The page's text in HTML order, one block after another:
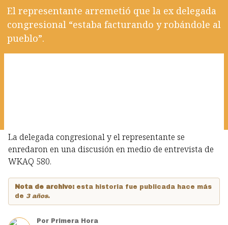
El representante arremetió que la ex delegada
congresional “estaba facturando y robándole al
pueblo”.
La delegada congresional y el representante se
enredaron en una discusión en medio de entrevista de
WKAQ 580.
Nota de archivo: esta historia fue publicada hace más
de 3 años.
Por Primera Hora